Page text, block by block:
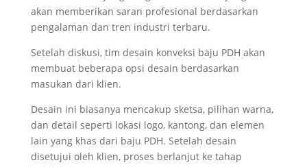
akan memberikan saran profesional berdasarkan
pengalaman dan tren industri terbaru.
Setelah diskusi, tim desain konveksi baju PDH akan
membuat beberapa opsi desain berdasarkan
masukan dari klien.
Desain ini biasanya mencakup sketsa, pilihan warna,
dan detail seperti lokasi logo, kantong, dan elemen
lain yang khas dari baju PDH. Setelah desain
disetujui oleh klien, proses berlanjut ke tahap